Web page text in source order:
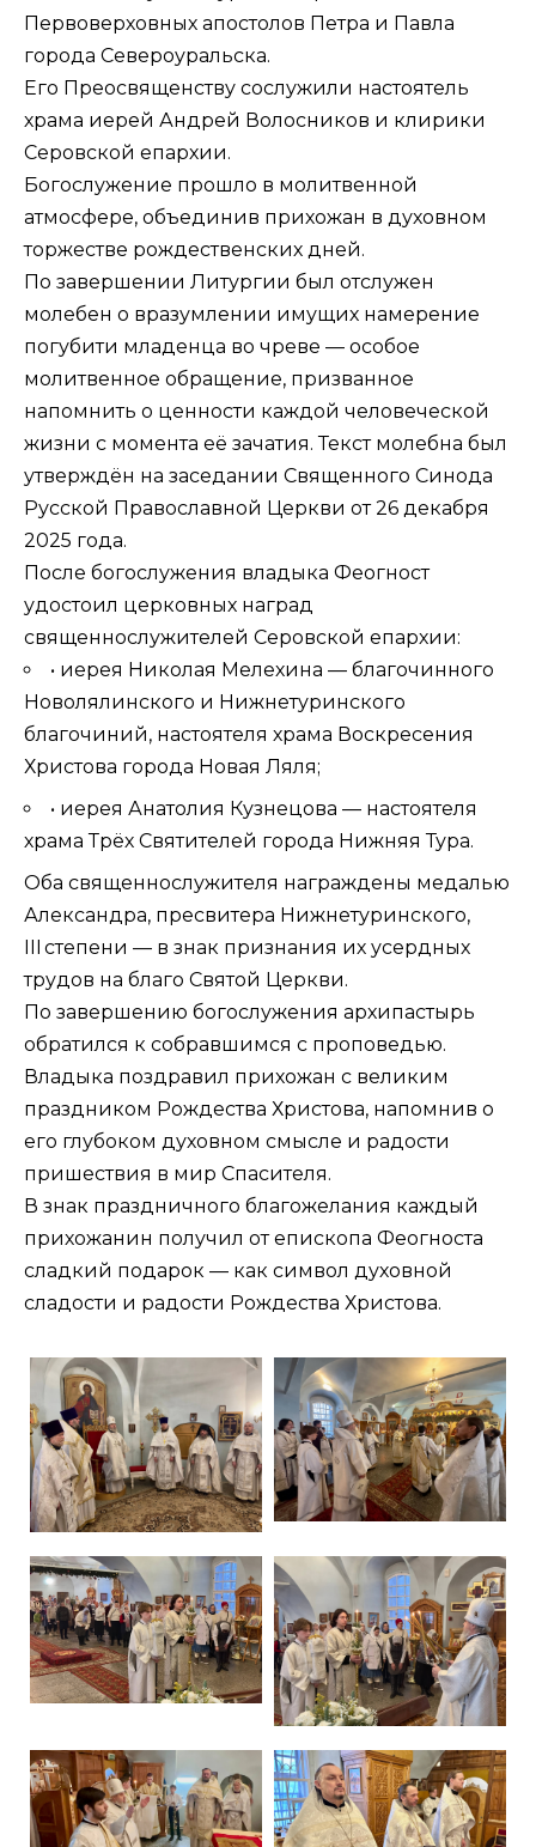
Первоверховных апостолов Петра и Павла
города Североуральска.
Его Преосвященству сослужили настоятель
храма иерей Андрей Волосников и клирики
Серовской епархии.
Богослужение прошло в молитвенной
атмосфере, объединив прихожан в духовном
торжестве рождественских дней.
По завершении Литургии был отслужен
молебен о вразумлении имущих намерение
погубити младенца во чреве — особое
молитвенное обращение, призванное
напомнить о ценности каждой человеческой
жизни с момента её зачатия. Текст молебна был
утверждён на заседании Священного Синода
Русской Православной Церкви от 26 декабря
2025 года.
После богослужения владыка Феогност
удостоил церковных наград
священнослужителей Серовской епархии:
• иерея Николая Мелехина — благочинного
Новолялинского и Нижнетуринского
благочиний, настоятеля храма Воскресения
Христова города Новая Ляля;
• иерея Анатолия Кузнецова — настоятеля
храма Трёх Святителей города Нижняя Тура.
Оба священнослужителя награждены медалью
Александра, пресвитера Нижнетуринского,
III степени — в знак признания их усердных
трудов на благо Святой Церкви.
По завершению богослужения архипастырь
обратился к собравшимся с проповедью.
Владыка поздравил прихожан с великим
праздником Рождества Христова, напомнив о
его глубоком духовном смысле и радости
пришествия в мир Спасителя.
В знак праздничного благожелания каждый
прихожанин получил от епископа Феогноста
сладкий подарок — как символ духовной
сладости и радости Рождества Христова.